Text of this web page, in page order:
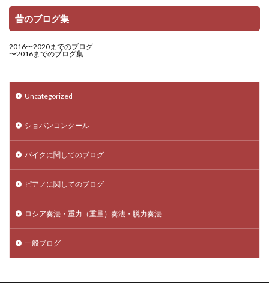
昔のブログ集
2016〜2020までのブログ
〜2016までのブログ集
Uncategorized
ショパンコンクール
バイクに関してのブログ
ピアノに関してのブログ
ロシア奏法・重力（重量）奏法・脱力奏法
一般ブログ